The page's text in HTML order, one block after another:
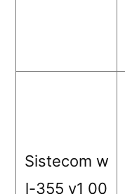
Sistecom w
l-355 v1 00